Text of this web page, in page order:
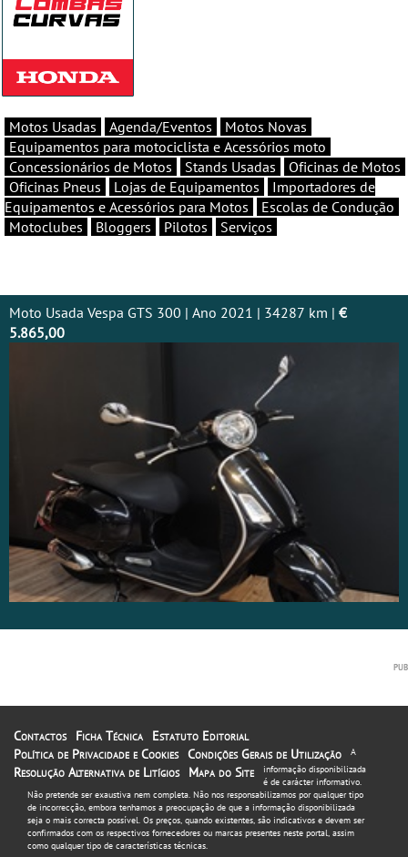
Motos Usadas Agenda/Eventos
Motos Novas
Equipamentos para motociclista e Acessórios moto
Concessionários de Motos
Stands Usadas
Oficinas de Motos
Oficinas Pneus
Lojas de Equipamentos
Importadores de
Equipamentos e Acessórios para Motos
Escolas de Condução
Motoclubes
Bloggers Pilotos Serviços
Moto Usada Vespa GTS 300 | Ano 2021 | 34287 km | €
5.865,00
Contactos Ficha Técnica
Estatuto Editorial
Política de Privacidade e Cookies Condições Gerais de Utilização
Resolução Alternativa de Litígios
Mapa do Site
A
informação disponibilizada
é de carácter informativo.
Não pretende ser exaustiva nem completa. Não nos responsabilizamos por qualquer tipo
de incorrecção, embora tenhamos a preocupação de que a informação disponibilizada
seja o mais correcta possível. Os preços, quando existentes, são indicativos e devem ser
confirmados com os respectivos fornecedores ou marcas presentes neste portal, assim
como qualquer tipo de características técnicas.